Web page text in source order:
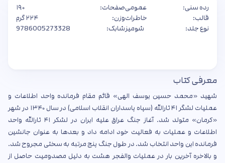
رده سنی:
عمومی
قالب:
خاطرات
نوع جلد:
شومیز
صفحات:
۱۹۰
وزن:
۲۲۴ گرم
شابک:
9786005273328
معرفی کتاب
شهید «محمد حسین یوسف الهی» قائم مقام فرمانده واحد اطلاعات و
عملیات لشگر ۴۱ ثارالله (سپاه پاسداران انقلاب اسلامی) در سال ۱۳۴۰ در شهر
«کرمان» متولد شد. آغاز جنگ عراق علیه ایران در لشکر ۴۱ ثارالله واحد
اطلاعات و عملیات به فعالیت خود ادامه داد و بعدها به عنوان جانشین
فرمانده این واحد انتخاب شد. در طول جنگ پنج مرتبه به سختی مجروح شد.
و بالاخره آخرین بار در عملیات والفجر هشت به دلیل مصدومیت حاصل از